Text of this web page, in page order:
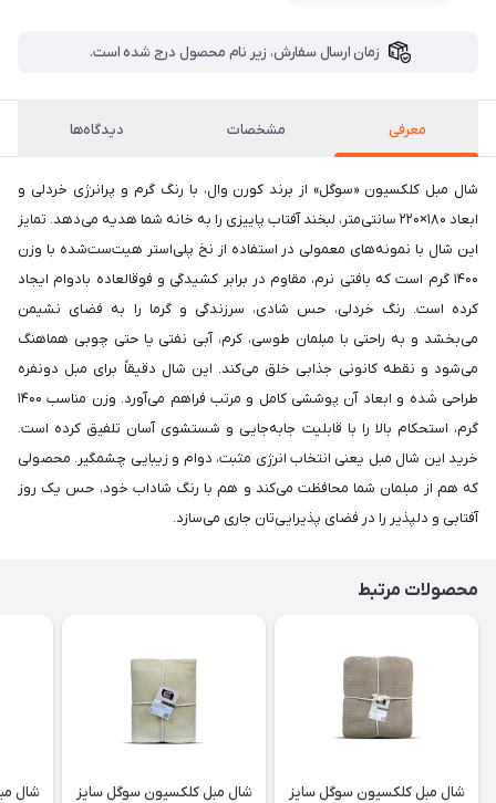
زمان ارسال سفارش، زیر نام محصول درج شده است.
معرفی مشخصات دیدگاه‌ها
شال مبل کلکسیون «سوگل» از برند کورن وال، با رنگ گرم و پرانرژی خردلی و
ابعاد ۱۸۰×۲۲۰ سانتی‌متر، لبخند آفتاب پاییزی را به خانه شما هدیه می‌دهد. تمایز
این شال با نمونه‌های معمولی در استفاده از نخ پلی‌استر هیت‌ست‌شده با وزن
۱۴۰۰ گرم است که بافتی نرم، مقاوم در برابر کشیدگی و فوقالعاده بادوام ایجاد
کرده است. رنگ خردلی، حس شادی، سرزندگی و گرما را به فضای نشیمن
می‌بخشد و به راحتی با مبلمان طوسی، کرم، آبی نفتی یا حتی چوبی هماهنگ
می‌شود و نقطه کانونی جذابی خلق می‌کند. این شال دقیقاً برای مبل دونفره
طراحی شده و ابعاد آن پوششی کامل و مرتب فراهم می‌آورد. وزن مناسب ۱۴۰۰
گرم، استحکام بالا را با قابلیت جابه‌جایی و شستشوی آسان تلفیق کرده است.
خرید این شال مبل یعنی انتخاب انرژی مثبت، دوام و زیبایی چشمگیر. محصولی
که هم از مبلمان شما محافظت می‌کند و هم با رنگ شاداب خود، حس یک روز
آفتابی و دلپذیر را در فضای پذیرایی‌تان جاری می‌سازد.
محصولات مرتبط
شال مبل کلکسیون سوگل سایز
شال مبل کلکسیون سوگل سایز
شال